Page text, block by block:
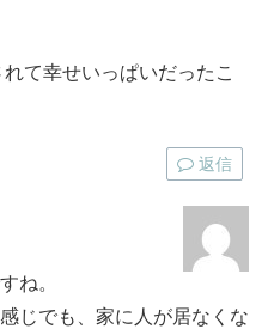
て幸せいっぱいだったこ
返信
ね。
じでも、家に人が居なくな